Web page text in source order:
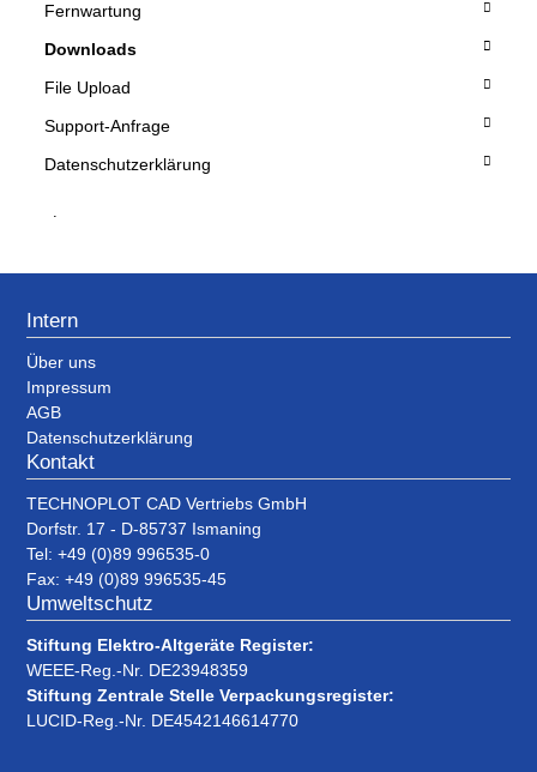
Fernwartung
Downloads
File Upload
Support-Anfrage
Datenschutzerklärung
.
Intern
Über uns
Impressum
AGB
Datenschutzerklärung
Kontakt
TECHNOPLOT CAD Vertriebs GmbH
Dorfstr. 17 - D-85737 Ismaning
Tel: +49 (0)89 996535-0
Fax: +49 (0)89 996535-45
Umweltschutz
Stiftung Elektro-Altgeräte Register:
WEEE-Reg.-Nr. DE23948359
Stiftung Zentrale Stelle Verpackungsregister:
LUCID-Reg.-Nr. DE4542146614770